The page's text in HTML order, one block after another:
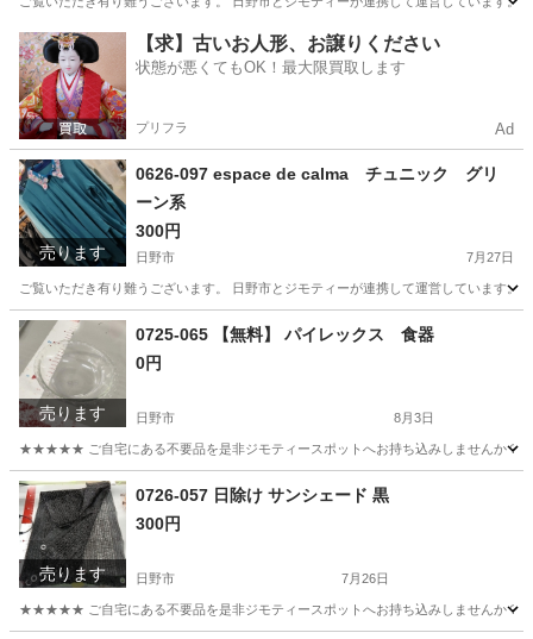
東京 日野市 小物 現地
【求】古いお人形、お譲りください
状態が悪くてもOK！最大限買取します
プリフラ Ad
売ります
0626-097 espace de calma チュニック グリ
ーン系
300円
日野市 7月27日
ご覧いただき有り難うございます。 日野市とジモティーが連携して運営していま
東京 日野市 現地
売ります
0725-065 【無料】 パイレックス 食器
0円
日野市 8月3日
★★★★★ ご自宅にある不要品を是非ジモティースポットへお持ち込みしませんか？
東京 日野市 パイレックス
売ります
0726-057 日除け サンシェード 黒
300円
日野市 7月26日
★★★★★ ご自宅にある不要品を是非ジモティースポットへお持ち込みしませんか？